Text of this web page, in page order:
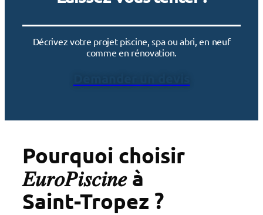
Décrivez votre projet piscine, spa ou abri, en neuf
comme en rénovation.
Pourquoi choisir
𝐸𝑢𝑟𝑜𝑃𝑖𝑠𝑐𝑖𝑛𝑒 à
Saint-Tropez ?